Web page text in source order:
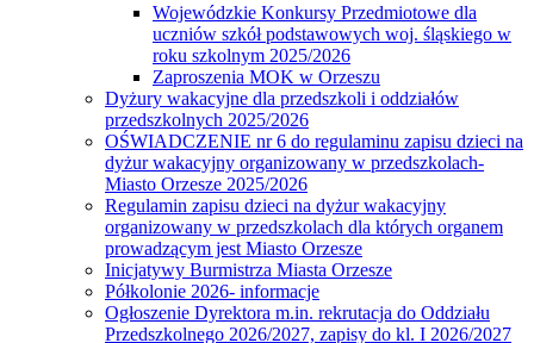
Wojewódzkie Konkursy Przedmiotowe dla
uczniów szkół podstawowych woj. śląskiego w
roku szkolnym 2025/2026
Zaproszenia MOK w Orzeszu
Dyżury wakacyjne dla przedszkoli i oddziałów
przedszkolnych 2025/2026
OŚWIADCZENIE nr 6 do regulaminu zapisu dzieci na
dyżur wakacyjny organizowany w przedszkolach-
Miasto Orzesze 2025/2026
Regulamin zapisu dzieci na dyżur wakacyjny
organizowany w przedszkolach dla których organem
prowadzącym jest Miasto Orzesze
Inicjatywy Burmistrza Miasta Orzesze
Półkolonie 2026- informacje
Ogłoszenie Dyrektora m.in. rekrutacja do Oddziału
Przedszkolnego 2026/2027, zapisy do kl. I 2026/2027